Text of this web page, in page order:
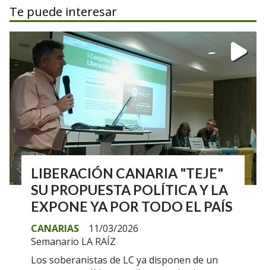
Te puede interesar
LIBERACIÓN CANARIA "TEJE"
SU PROPUESTA POLÍTICA Y LA
EXPONE YA POR TODO EL PAÍS
Semanario LA RAÍZ
CANARIAS 11/03/2026
Los soberanistas de LC ya disponen de un